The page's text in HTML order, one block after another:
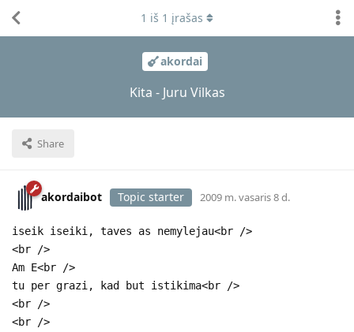
akordai
Kita - Juru Vilkas
Share
1 iš 1 įrašas
akordaibot Topic starter 2009 m. vasaris 8 d.
iseik iseiki, taves as nemylejau<br />
<br />
Am E<br />
tu per grazi, kad but istikima<br />
<br />
<br />